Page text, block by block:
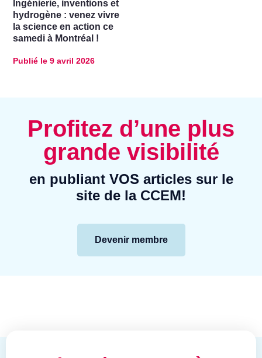
Ingénierie, inventions et
hydrogène : venez vivre
la science en action ce
samedi à Montréal !
Publié le 9 avril 2026
Profitez d’une plus
grande visibilité
en publiant VOS articles sur le
site de la CCEM!
Devenir membre